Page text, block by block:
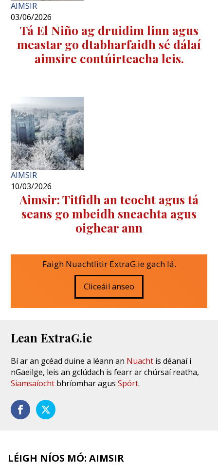
AIMSIR
03/06/2026
Tá El Niño ag druidim linn agus
meastar go dtabharfaidh sé dálaí
aimsire contúirteacha leis.
AIMSIR
10/03/2026
Aimsir: Titfidh an teocht agus tá
seans go mbeidh sneachta agus
oighear ann
Faigh Nuachtlitir ExtraG.ie gach lá.
Cliceáil anseo
Lean ExtraG.ie
Bí ar an gcéad duine a léann an Nuacht is déanaí i
nGaeilge, leis an gclúdach is fearr ar chúrsaí reatha,
Siamsaíocht bhríomhar agusSpórt.
LÉIGH NÍOS MÓ: AIMSIR